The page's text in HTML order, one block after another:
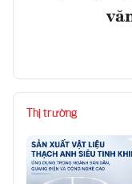
Thị trường